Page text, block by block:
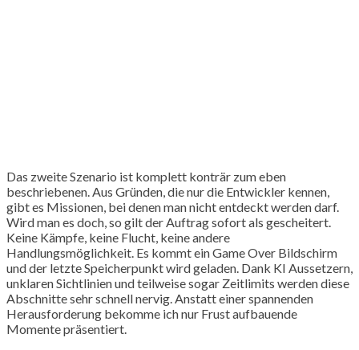
Das zweite Szenario ist komplett konträr zum eben
beschriebenen. Aus Gründen, die nur die Entwickler kennen,
gibt es Missionen, bei denen man nicht entdeckt werden darf.
Wird man es doch, so gilt der Auftrag sofort als gescheitert.
Keine Kämpfe, keine Flucht, keine andere
Handlungsmöglichkeit. Es kommt ein Game Over Bildschirm
und der letzte Speicherpunkt wird geladen. Dank KI Aussetzern,
unklaren Sichtlinien und teilweise sogar Zeitlimits werden diese
Abschnitte sehr schnell nervig. Anstatt einer spannenden
Herausforderung bekomme ich nur Frust aufbauende
Momente präsentiert.